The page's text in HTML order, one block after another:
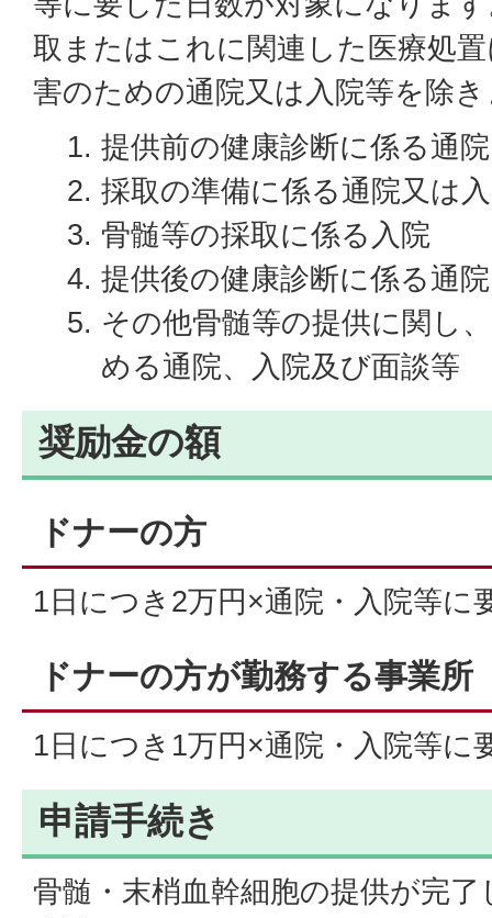
取またはこれに関連した医療処
害のための通院又は入院等を除
提供前の健康診断に係る通院
採取の準備に係る通院又は
骨髄等の採取に係る入院
提供後の健康診断に係る通院
その他骨髄等の提供に関し
める通院、入院及び面談等
奨励金の額
ドナーの方
1日につき2万円×通院・入院等に
ドナーの方が勤務する事業所
1日につき1万円×通院・入院等に
申請手続き
骨髄・末梢血幹細胞の提供が完